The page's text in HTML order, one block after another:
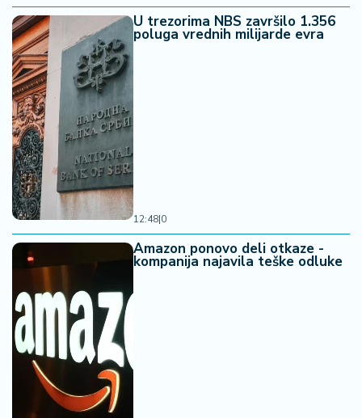
U trezorima NBS završilo 1.356
poluga vrednih milijarde evra
12:48|0
Amazon ponovo deli otkaze -
kompanija najavila teške odluke